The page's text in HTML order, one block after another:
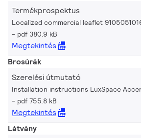
Termékprospektus
Localized commercial leaflet
pdf 380.9 kB
Megtekintés
Brosúrák
Szerelési útmutató
Installation instructions LuxSpace
pdf 755.8 kB
Megtekintés
Látvány